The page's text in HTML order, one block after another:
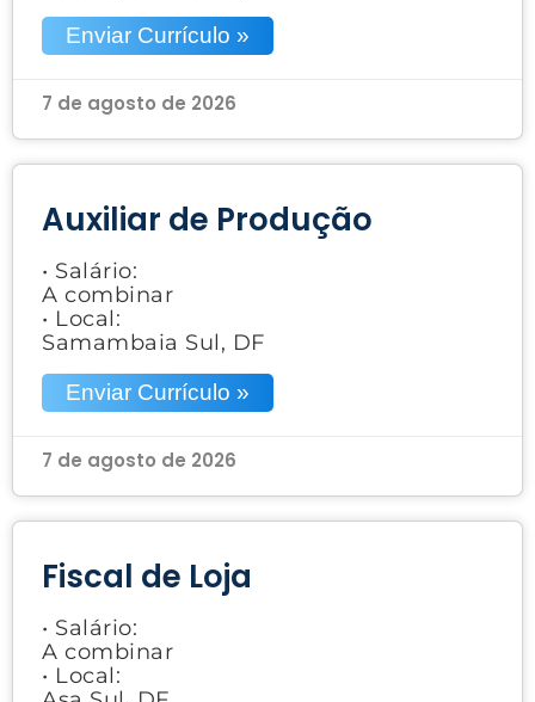
Enviar Currículo »
7 de agosto de 2026
Auxiliar de Produção
• Salário:
A combinar
• Local:
Samambaia Sul, DF
Enviar Currículo »
7 de agosto de 2026
Fiscal de Loja
• Salário:
A combinar
• Local: